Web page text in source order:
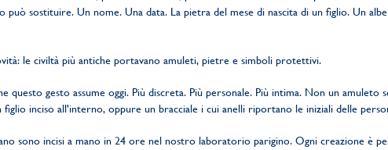
può sostituire. Un nome. Una data. La pietra del mese di nascita di un figlio. Un
le civiltà più antiche portavano amuleti, pietre e simboli protettivi.
questo gesto assume oggi. Più discreta. Più personale. Più intima. Non un amuleto
figlio inciso all'interno, oppure un bracciale i cui anelli riportano le iniziali delle
sono incisi a mano in 24 ore nel nostro laboratorio parigino. Ogni creazione è